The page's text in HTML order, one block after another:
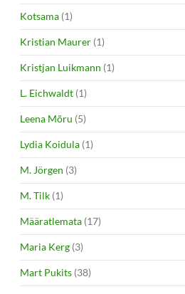
Kotsama (1)
Kristian Maurer (1)
Kristjan Luikmann (1)
L. Eichwaldt (1)
Leena Mõru (5)
Lydia Koidula (1)
M. Jörgen (3)
M. Tilk (1)
Määratlemata (17)
Maria Kerg (3)
Mart Pukits (38)